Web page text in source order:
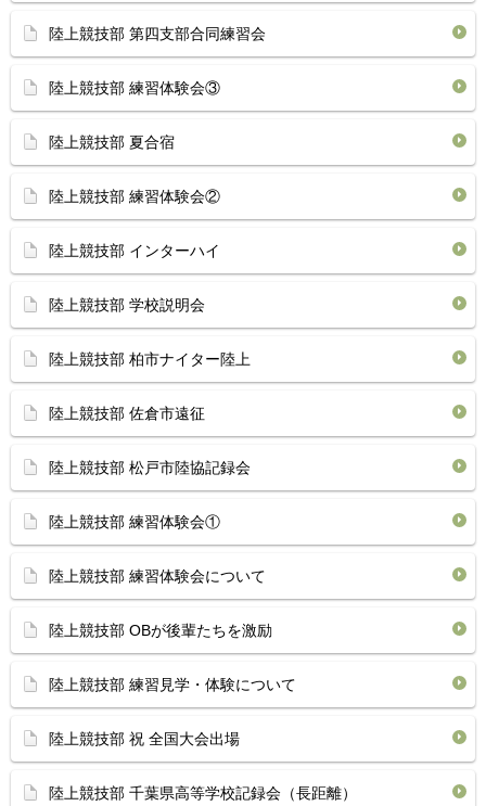
陸上競技部 第四支部合同練習会
陸上競技部 練習体験会③
陸上競技部 夏合宿
陸上競技部 練習体験会②
陸上競技部 インターハイ
陸上競技部 学校説明会
陸上競技部 柏市ナイター陸上
陸上競技部 佐倉市遠征
陸上競技部 松戸市陸協記録会
陸上競技部 練習体験会①
陸上競技部 練習体験会について
陸上競技部 OBが後輩たちを激励
陸上競技部 練習見学・体験について
陸上競技部 祝 全国大会出場
陸上競技部 千葉県高等学校記録会（長距離）